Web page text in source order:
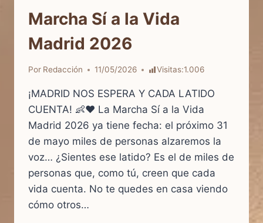
Marcha Sí a la Vida
Madrid 2026
Por Redacción 11/05/2026 Visitas:1.006
¡MADRID NOS ESPERA Y CADA LATIDO
CUENTA! 👶❤️ La Marcha Sí a la Vida
Madrid 2026 ya tiene fecha: el próximo 31
de mayo miles de personas alzaremos la
voz… ¿Sientes ese latido? Es el de miles de
personas que, como tú, creen que cada
vida cuenta. No te quedes en casa viendo
cómo otros…